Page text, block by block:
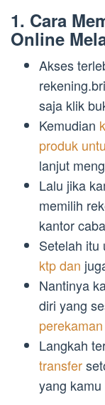
1. Cara
Online
Akses
saja klik
Kemudian
produk
lanjut
Lalu jika
memilih
kantor
Setelah itu
ktp dan
Nantinya
diri yang
Langkah
transfer
yang